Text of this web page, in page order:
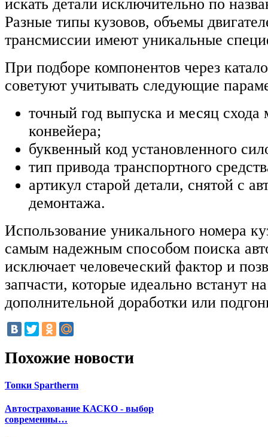
искать детали исключительно по
Разные типы кузовов, объемы
трансмиссии имеют уникальные
При подборе компонентов через
советуют учитывать следующие
точный год выпуска и месяц
конвейера;
буквенный код установленного
тип привода транспортного
артикул старой детали, снятой с
демонтажа.
Использование уникального номера
самым надежным способом поиска
исключает человеческий фактор и
запчасти, которые идеально встанут
дополнительной доработки или
Похожие новости
Топки Spartherm
Автострахование КАСКО - выбор
современны…